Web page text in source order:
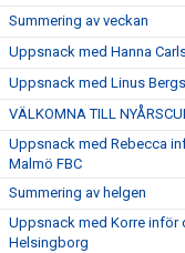
Summering av veckan
Uppsnack med Hanna
Uppsnack med Linus
VÄLKOMNA TILL
Uppsnack med Rebecca
Malmö FBC
Summering av helgen
Uppsnack med Korre inför
Helsingborg